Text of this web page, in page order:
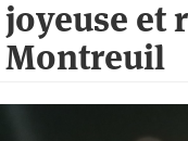
joyeuse et
Montreuil